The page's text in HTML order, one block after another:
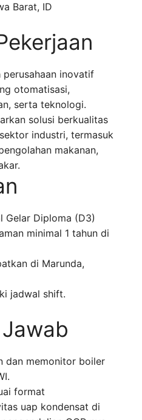
Barat, ID
perusahaan inovatif
otomatisasi,
serta teknologi.
solusi berkualitas
industri, termasuk
makanan,
Gelar Diploma (D3)
minimal 1 tahun di
di Marunda,
jadwal shift.
dan memonitor boiler
format
uap kondensat di